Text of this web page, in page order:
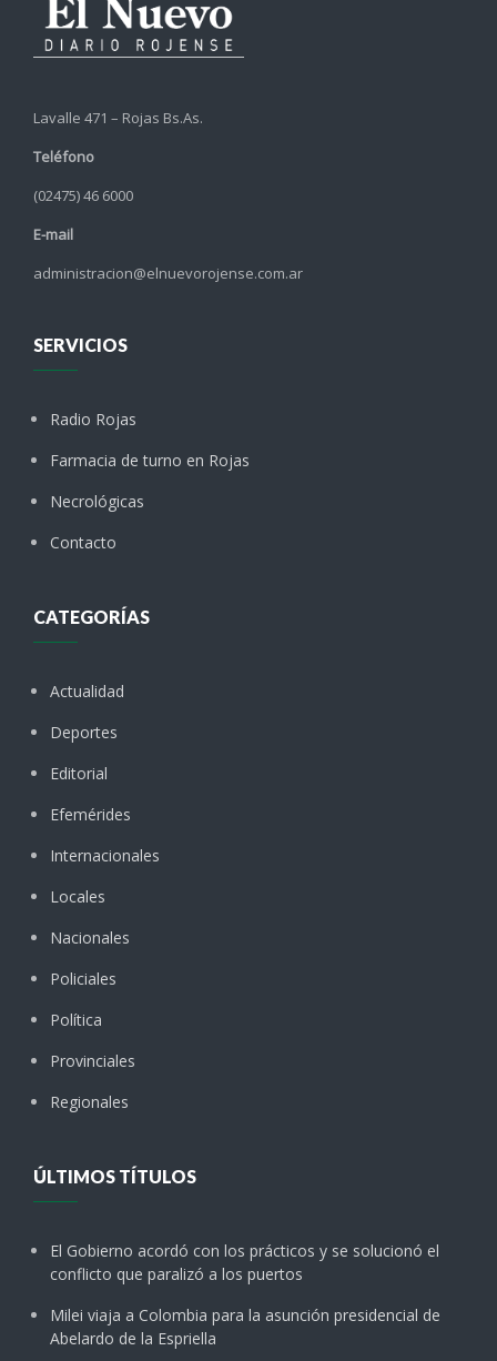
Lavalle 471 – Rojas Bs.As.
Teléfono
(02475) 46 6000
E-mail
administracion@elnuevorojense.com.ar
SERVICIOS
Radio Rojas
Farmacia de turno en Rojas
Necrológicas
Contacto
CATEGORÍAS
Actualidad
Deportes
Editorial
Efemérides
Internacionales
Locales
Nacionales
Policiales
Política
Provinciales
Regionales
ÚLTIMOS TÍTULOS
El Gobierno acordó con los prácticos y se solucionó el
conflicto que paralizó a los puertos
Milei viaja a Colombia para la asunción presidencial de
Abelardo de la Espriella